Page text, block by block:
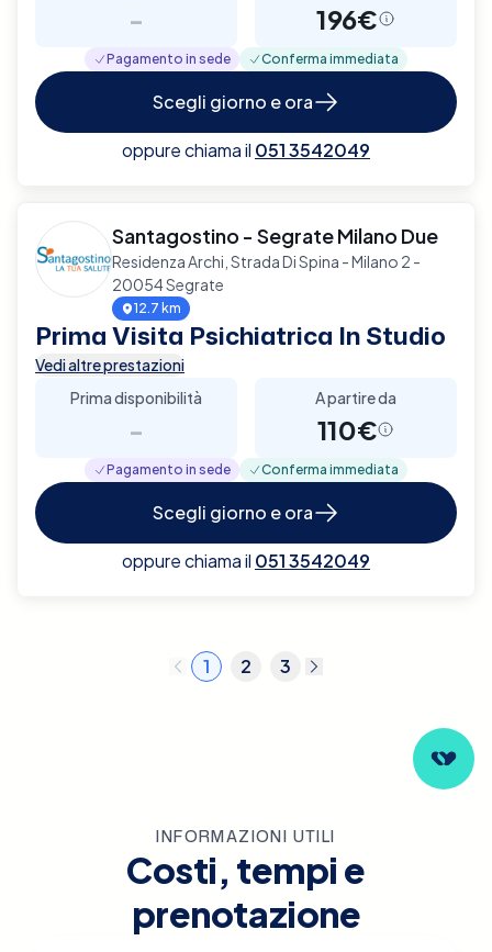
- 196€
Pagamento in sede Conferma immediata
Scegli giorno e ora
oppure chiama il 051 3542049
Santagostino - Segrate Milano Due
Residenza Archi, Strada Di Spina - Milano 2 -
20054 Segrate
12.7 km
Prima Visita Psichiatrica In Studio
Vedi altre prestazioni
Prima disponibilità
-
A partire da
110€
Pagamento in sede Conferma immediata
Scegli giorno e ora
oppure chiama il 051 3542049
1 2 3
INFORMAZIONI UTILI
Costi, tempi e
prenotazione